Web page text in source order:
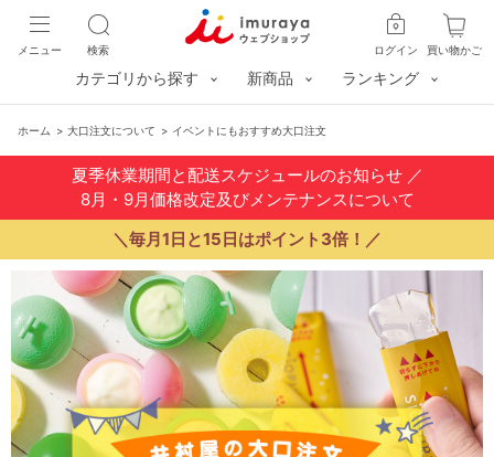
買い物かご
ログイン
検索
メニュー
カテゴリから探す 新商品 ランキング
ホーム > 大口注文について > イベントにもおすすめ大口注文
夏季休業期間と配送スケジュールのお知らせ／
8月・9月価格改定及びメンテナンスについて
＼毎月1日と15日はポイント3倍！／